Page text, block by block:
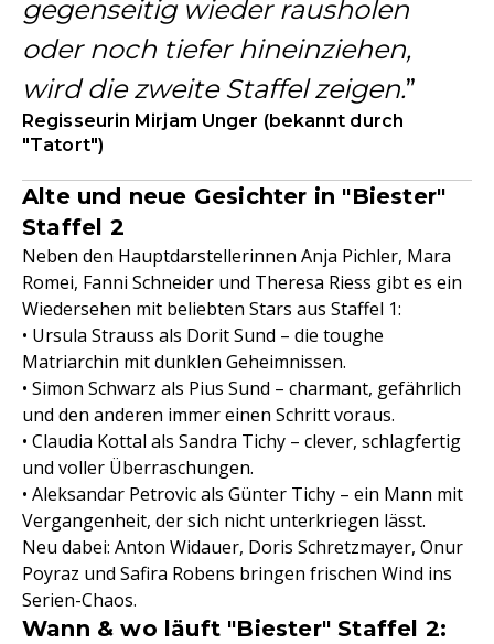
gegenseitig wieder rausholen
oder noch tiefer hineinziehen,
wird die zweite Staffel zeigen.
Regisseurin Mirjam Unger (bekannt durch
"Tatort")
Alte und neue Gesichter in "Biester"
Staffel 2
Neben den Hauptdarstellerinnen Anja Pichler, Mara
Romei, Fanni Schneider und Theresa Riess gibt es ein
Wiedersehen mit beliebten Stars aus Staffel 1:
• Ursula Strauss als Dorit Sund – die toughe
Matriarchin mit dunklen Geheimnissen.
• Simon Schwarz als Pius Sund – charmant, gefährlich
und den anderen immer einen Schritt voraus.
• Claudia Kottal als Sandra Tichy – clever, schlagfertig
und voller Überraschungen.
• Aleksandar Petrovic als Günter Tichy – ein Mann mit
Vergangenheit, der sich nicht unterkriegen lässt.
Neu dabei: Anton Widauer, Doris Schretzmayer, Onur
Poyraz und Safira Robens bringen frischen Wind ins
Serien-Chaos.
Wann & wo läuft "Biester" Staffel 2: